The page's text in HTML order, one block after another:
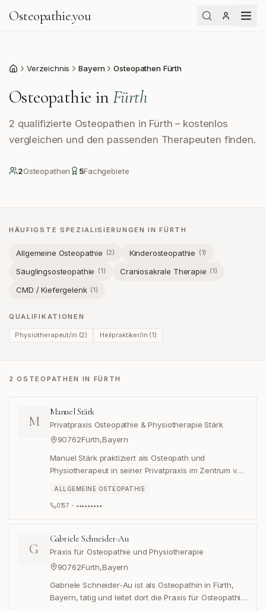
Osteopathie.you
Start Verzeichnis Bayern Osteopathen Fürth
Osteopathie inFürth
2 qualifizierte Osteopathen in Fürth – kostenlos
vergleichen und den passenden Therapeuten finden.
2Osteopathen 5Fachgebiete
HÄUFIGSTE SPEZIALISIERUNGEN INFÜRTH
Allgemeine Osteopathie (2) Kinderosteopathie (1)
Säuglingsosteopathie (1) Craniosakrale Therapie (1)
CMD / Kiefergelenk (1)
QUALIFIKATIONEN
Physiotherapeut/in (2) Heilpraktiker/in (1)
2 OSTEOPATHEN IN FÜRTH
M
Manuel Stärk
Privatpraxis Osteopathie & Physiotherapie Stärk
90762Fürth,Bayern
Manuel Stärk praktiziert als Osteopath und
Physiotherapeut in seiner Privatpraxis im Zentrum von
ALLGEMEINE OSTEOPATHIE
0157 - •••••••••
G
Gabriele Schneider-Au
Praxis für Osteopathie und Physiotherapie
90762Fürth,Bayern
Gabriele Schneider-Au ist als Osteopathin in Fürth,
Bayern, tätig und leitet dort die Praxis für Osteopathie